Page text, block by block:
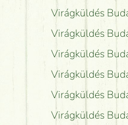
Virágküldés
Virágküldés
Virágküldés
Virágküldés
Virágküldés
Virágküldés